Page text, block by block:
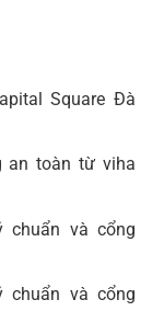
Square Đà
an toàn từ viha
chuẩn và cổng
chuẩn và cổng